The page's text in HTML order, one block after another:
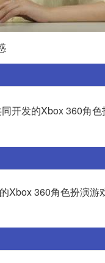
开发的Xbox 360角色
Xbox 360角色扮演